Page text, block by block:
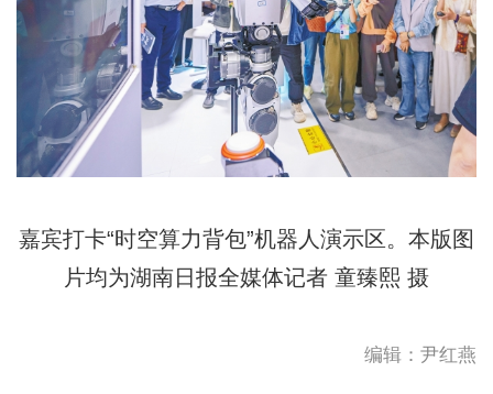
嘉宾打卡“时空算力背包”机器人演示区。本版图
片均为湖南日报全媒体记者 童臻熙 摄
编辑：尹红燕